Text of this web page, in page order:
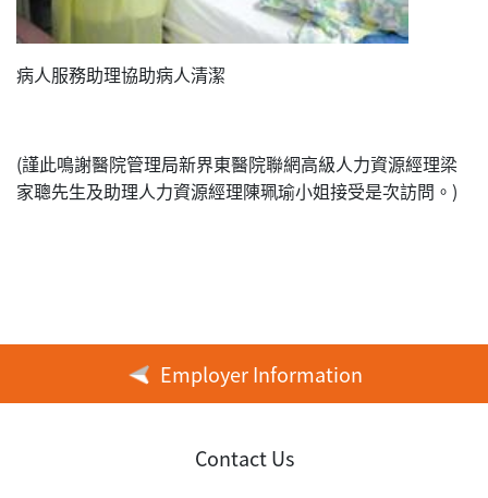
病人服務助理協助病人清潔
(謹此鳴謝醫院管理局新界東醫院聯網高級人力資源經理梁
家聰先生及助理人力資源經理陳珮瑜小姐接受是次訪問。)
Employer Information
Contact Us